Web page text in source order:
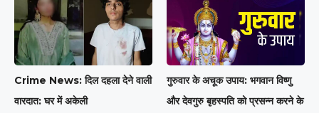
Crime News: दिल दहला देने वाली
वारदात: घर में अकेली
गुरुवार के अचूक उपाय: भगवान विष्णु
और देवगुरु बृहस्पति को प्रसन्न करने के